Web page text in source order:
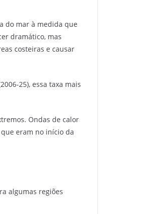
do mar à medida que
dramático, mas
costeiras e causar
25), essa taxa mais
Ondas de calor
eram no início da
algumas regiões